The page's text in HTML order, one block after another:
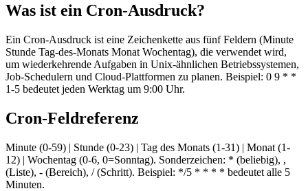
Was ist ein Cron-Ausdruck?
Ein Cron-Ausdruck ist eine Zeichenkette aus fünf Feldern (Minute
Stunde Tag-des-Monats Monat Wochentag), die verwendet wird,
um wiederkehrende Aufgaben in Unix-ähnlichen Betriebssystemen,
Job-Schedulern und Cloud-Plattformen zu planen. Beispiel: 0 9 * *
1-5 bedeutet jeden Werktag um 9:00 Uhr.
Cron-Feldreferenz
Minute (0-59) | Stunde (0-23) | Tag des Monats (1-31) | Monat (1-
12) | Wochentag (0-6, 0=Sonntag). Sonderzeichen: * (beliebig), ,
(Liste), - (Bereich), / (Schritt). Beispiel: */5 * * * * bedeutet alle 5
Minuten.